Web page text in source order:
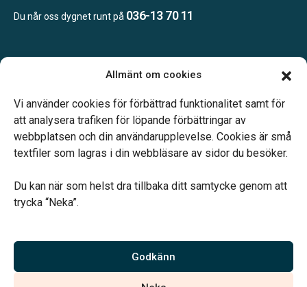
Allmänt om cookies
Vi använder cookies för förbättrad funktionalitet samt för
att analysera trafiken för löpande förbättringar av
webbplatsen och din användarupplevelse. Cookies är små
textfiler som lagras i din webbläsare av sidor du besöker.
Du kan när som helst dra tillbaka ditt samtycke genom att
trycka “Neka”.
Godkänn
Du når oss dygnet runt på 036-13 70 11
Telefonjour dygnet runt.
Vårt systerbolag Verahill hjälper dig med familjejuridiken –
Vi är auktoriserade av Sveriges Begravningsbyråers Förbund och